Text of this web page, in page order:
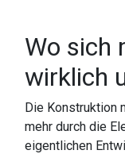
Wo sich
wirklich
Die Konstruktion
mehr durch die
eigentlichen